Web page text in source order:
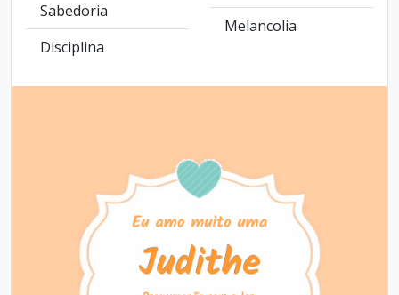
Sabedoria
Disciplina
Melancolia